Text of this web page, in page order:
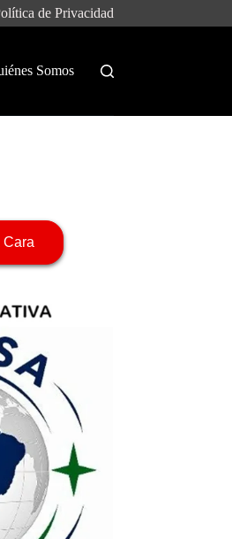
de Privacidad
Somos
Cara